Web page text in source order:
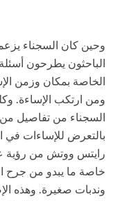
وحين كان السجناء
الباحثون يطرحون
الخاصة بمكان وزمن
ومن ارتكب الإساءة.
السجناء من تفاصيل
بالتعرض للإساءات في
رايتس ووتش من رؤية
خاصة ما يبدو من جرح
وندبات صغيرة. وهذه